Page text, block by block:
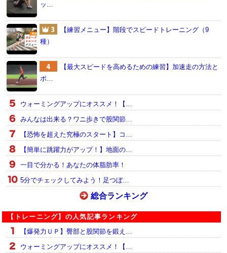
ッ…
【練習メニュー】階段でスピードトレーニング（9
種）
【最大スピードを高めるための練習】加速走の方法と
ポ…
ウォーミングアップにオススメ！【…
みんなは出来る？ワニ歩きで股関節…
【恐怖を超えた究極のスタート】コ…
【簡単に跳躍力がアップ！】地面の…
一目で分かる！あなたの体脂肪率！
5分でチェックしてみよう！足つぼ…
総合ランキング
【トレーニング】の人気記事ランキング
【爆発力ＵＰ】臀部と股関節を鍛え…
ウォーミングアップにオススメ！【…